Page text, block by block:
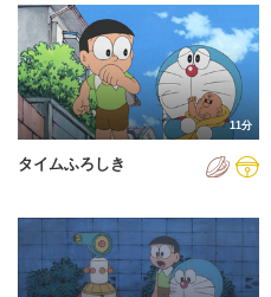
2024年
2025年
2026年
11分
タイムふろしき